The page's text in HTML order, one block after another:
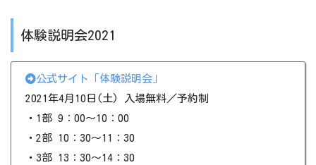
体験説明会2021
公式サイト「体験説明会」
2021年4月10日(土) 入場無料／予約制
・1部 9：00～10：00
・2部 10：30～11：30
・3部 13：30～14：30